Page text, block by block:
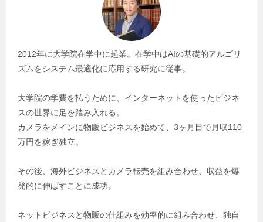
2012年に大学院在学中に起業。在学中はAIの基礎的アルゴリ
ズムをシステム最適化に応用する研究に従事。
大学院の学費を払うために、インターネットを使ったビジネ
スの世界に足を踏み入れる。
カメラをメインに物販ビジネスを始めて、3ヶ月目で月収110
万円を稼ぎ独立。
その後、海外ビジネスとカメラ転売を組み合わせ、収益を爆
発的に伸ばすことに成功。
ネットビジネスと物販の仕組みを効率的に組み合わせ、独自